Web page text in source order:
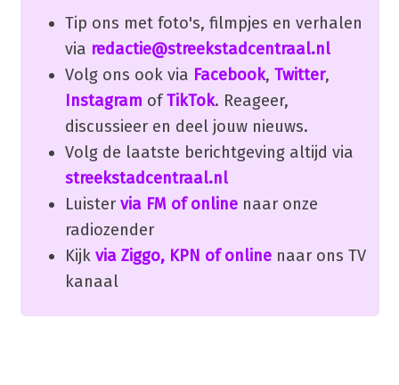
Tip ons met foto's, filmpjes en verhalen
via redactie@streekstadcentraal.nl
Volg ons ook via Facebook, Twitter,
Instagram ofTikTok. Reageer,
discussieer en deel jouw nieuws.
Volg de laatste berichtgeving altijd via
streekstadcentraal.nl
Luister via FM of onlinenaar onze
radiozender
Kijk via Ziggo, KPN of onlinenaar ons TV
kanaal